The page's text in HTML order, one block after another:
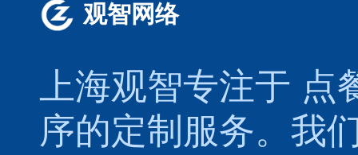
观智网络
上海观智专注于 点
序的定制服务。我